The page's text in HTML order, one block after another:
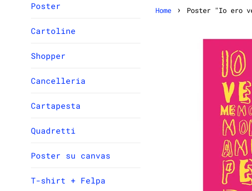
Poster
Cartoline
Shopper
Cancelleria
Cartapesta
Quadretti
Poster su canvas
T-shirt + Felpa
Home › Poster "Io ero